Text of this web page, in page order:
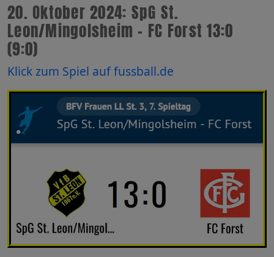
20. Oktober 2024: SpG St.
Leon/Mingolsheim - FC Forst 13:0
(9:0)
Klick zum Spiel auf fussball.de